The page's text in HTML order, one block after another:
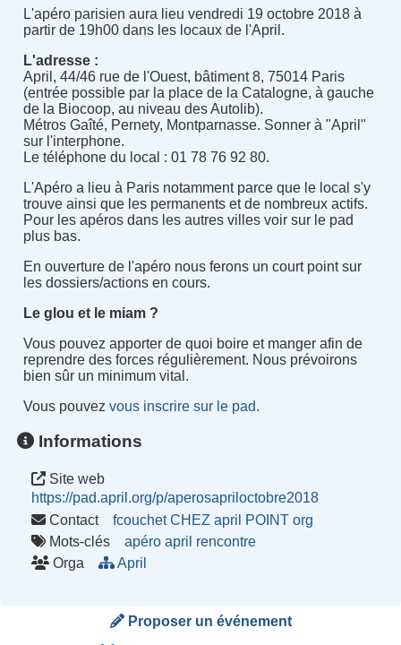
L'apéro parisien aura lieu vendredi 19 octobre 2018 à
partir de 19h00 dans les locaux de l'April.
L'adresse :
April, 44/46 rue de l'Ouest, bâtiment 8, 75014 Paris
(entrée possible par la place de la Catalogne, à gauche
de la Biocoop, au niveau des Autolib).
Métros Gaîté, Pernety, Montparnasse. Sonner à "April"
sur l'interphone.
Le téléphone du local : 01 78 76 92 80.
L'Apéro a lieu à Paris notamment parce que le local s'y
trouve ainsi que les permanents et de nombreux actifs.
Pour les apéros dans les autres villes voir sur le pad
plus bas.
En ouverture de l'apéro nous ferons un court point sur
les dossiers/actions en cours.
Le glou et le miam ?
Vous pouvez apporter de quoi boire et manger afin de
reprendre des forces régulièrement. Nous prévoirons
bien sûr un minimum vital.
Vous pouvez vous inscrire sur le pad.
Informations
Site web
https://pad.april.org/p/aperosapriloctobre2018
Contact
fcouchet CHEZ april POINT org
Mots-clés
apéro april rencontre
Orga
April
Proposer un événement